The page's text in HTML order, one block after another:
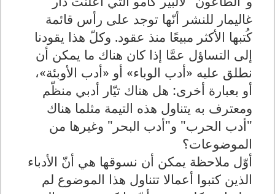
غاليمار للنشر أنّها توجد على رأس قائمة
كُتبها الأكثر مبيعًا منذ عقود. وكلّ هذا يقودنا
إلى التساؤل عمَّا إذا كان هناك ما يمكن أن
نطلق عليه «أدب الوباء» أو «أدب الأوبئة»،
أو بعبارة أخرى: هل هناك تيّار أدبي منظّم
ومعترف به يتناول هذه التيمة مثلما هناك
"أدب الحرب" و"أدب البحر" وغيرها من
الموضوعات؟
أوّل ملاحظة يمكن أن نسوقها هي أنّ الأدباء
الذين كتبوا أعمالا تتناول هذا الموضوع لم